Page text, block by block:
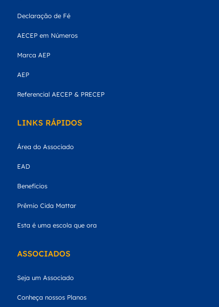
Declaração de Fé
AECEP em Números
Marca AEP
AEP
Referencial AECEP & PRECEP
LINKS RÁPIDOS
Área do Associado
EAD
Benefícios
Prêmio Cida Mattar
Esta é uma escola que ora
ASSOCIADOS
Seja um Associado
Conheça nossos Planos